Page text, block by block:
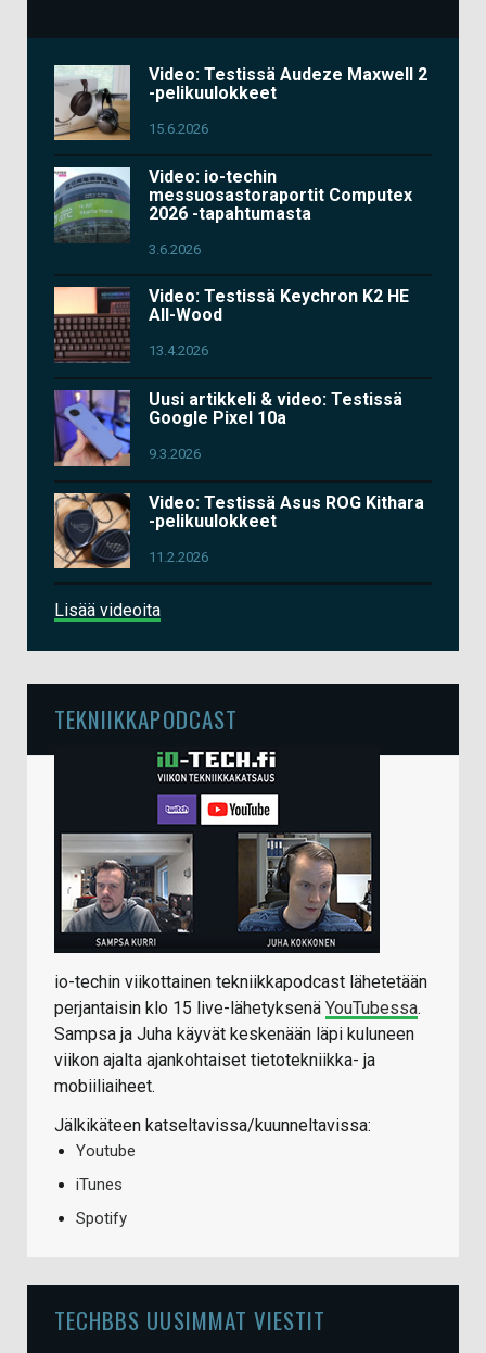
Video: Testissä Audeze Maxwell 2
-pelikuulokkeet
15.6.2026
Video: io-techin
messuosastoraportit Computex
2026 -tapahtumasta
3.6.2026
Video: Testissä Keychron K2 HE
All-Wood
13.4.2026
Uusi artikkeli & video: Testissä
Google Pixel 10a
9.3.2026
Video: Testissä Asus ROG Kithara
-pelikuulokkeet
11.2.2026
Lisää videoita
TEKNIIKKAPODCAST
io-techin viikottainen tekniikkapodcast lähetetään
perjantaisin klo 15 live-lähetyksenä YouTubessa.
Sampsa ja Juha käyvät keskenään läpi kuluneen
viikon ajalta ajankohtaiset tietotekniikka- ja
mobiiliaiheet.
Jälkikäteen katseltavissa/kuunneltavissa:
Youtube
iTunes
Spotify
TECHBBS UUSIMMAT VIESTIT